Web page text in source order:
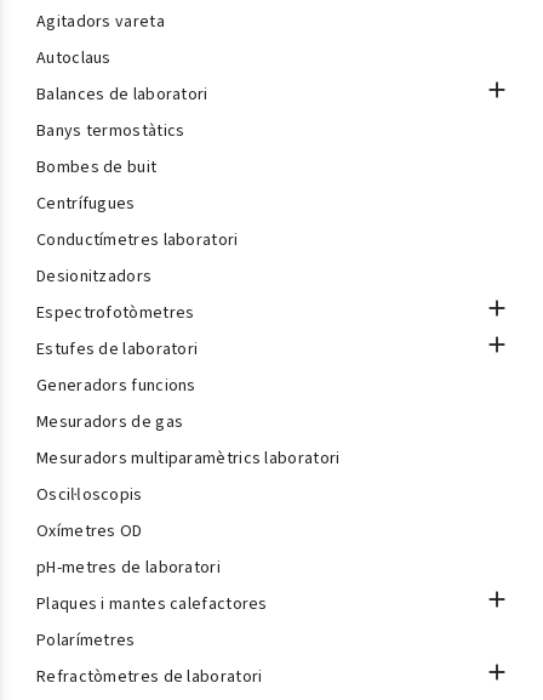
Agitadors vareta
Autoclaus
Balances de laboratori

Banys termostàtics
Bombes de buit
Centrífugues
Conductímetres laboratori
Desionitzadors
Espectrofotòmetres

Estufes de laboratori 
Generadors funcions
Mesuradors de gas
Mesuradors multiparamètrics laboratori
Oscil·loscopis
Oxímetres OD
pH-metres de laboratori
Plaques i mantes calefactores

Polarímetres
Refractòmetres de laboratori
